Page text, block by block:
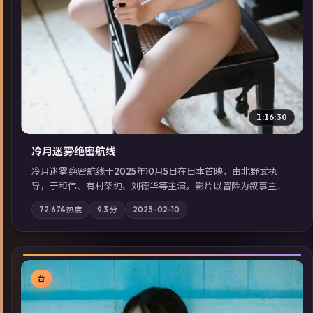
1:16:30
冷月迷雾·绝密航线
冷月迷雾·绝密航线于2025年10月5日在日本首映，由北野武执
导，于和伟、有村架纯、刘德华等主演。影片以冒险为叙事主
轴，记忆碎片重组后，主角发现自己从未活过“真实”的一天；摄
影与配乐强化地域气质；站内亦可通过「国产免费观看高清电视
剧在线看」延展检索同类型高分佳作，畅享高清在线追剧体验。
72,674热度 9.3 分 2025-02-10
台